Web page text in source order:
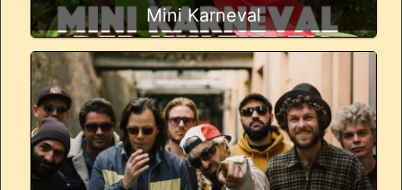
Mini Karneval